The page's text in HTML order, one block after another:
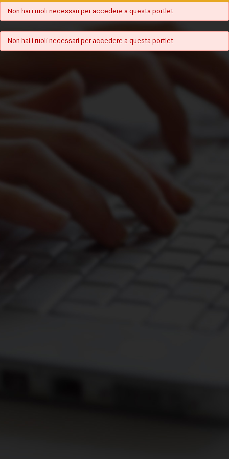
Non hai i ruoli necessari per accedere a questa portlet.
Non hai i ruoli necessari per accedere a questa portlet.